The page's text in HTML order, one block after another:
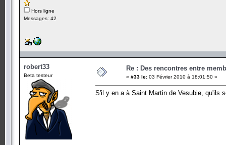
Hors ligne
Messages: 42
robert33
Beta testeur
Re : Des rencontres entre
« #33 le: 03 Février 2010 à 18:01:50 »
S'il y en a à Saint Martin de Vesubie, qu'ils